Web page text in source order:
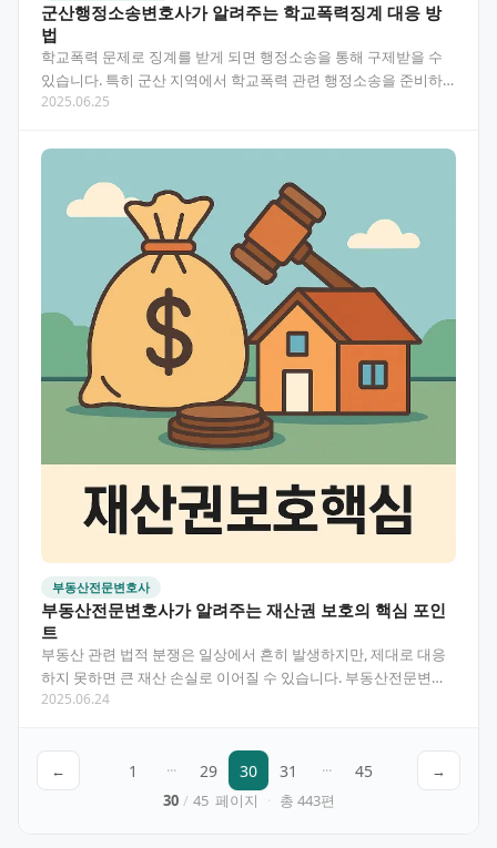
군산행정소송변호사가 알려주는 학교폭력징계 대응 방
법
학교폭력 문제로 징계를 받게 되면 행정소송을 통해 구제받을 수
있습니다. 특히 군산 지역에서 학교폭력 관련 행정소송을 준비하
신다면 전문 변호사의 조력이 필요합니다. 이 글에서는 학…
2025.06.25
부동산전문변호사
부동산전문변호사가 알려주는 재산권 보호의 핵심 포인
트
부동산 관련 법적 분쟁은 일상에서 흔히 발생하지만, 제대로 대응
하지 못하면 큰 재산 손실로 이어질 수 있습니다. 부동산전문변호
사의 도움을 통해 복잡한 부동산 문제를 효과적으로 해결…
2025.06.24
← 1 ··· 29 30 31 ··· 45
→
30 / 45 페이지 · 총 443편